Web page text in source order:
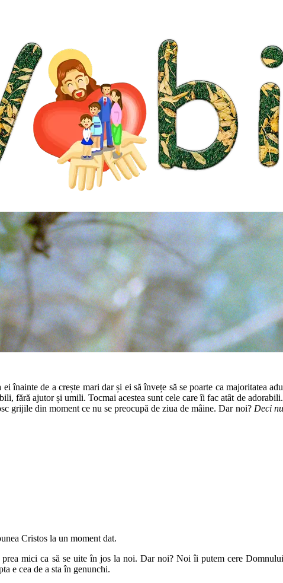
de a crește mari dar și ei să învețe să se poarte ca majoritatea
fără ajutor și umili. Tocmai acestea sunt cele care îi fac atât de
grijile din moment ce nu se preocupă de ziua de mâine. Dar noi? Deci
Cristos la un moment dat.
mici ca să se uite în jos la noi. Dar noi? Noi îi putem cere
e cea de a sta în genunchi.